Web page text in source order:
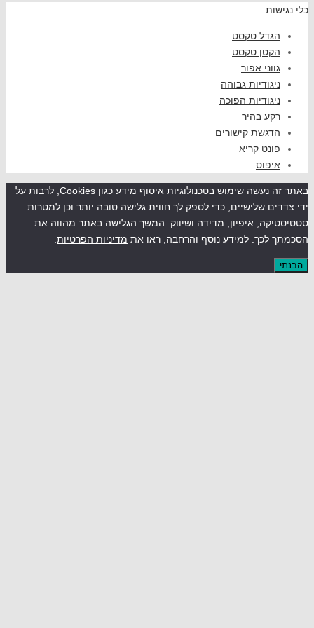
טקסט
טקסט
אפור
גבוהה
הפוכה
בהיר
קישורים
קריא
באתר זה נעשה שימוש בטכנולוגיות איסוף מידע כגון Cookies, לרבות על
שלישיים, כדי לספק לך חווית גלישה טובה יותר וכן למטרות
איפיון, מדידה ושיווק. המשך הגלישה באתר מהווה את
לכך. למידע נוסף והרחבה, ראו את מדיניות הפרטיות.